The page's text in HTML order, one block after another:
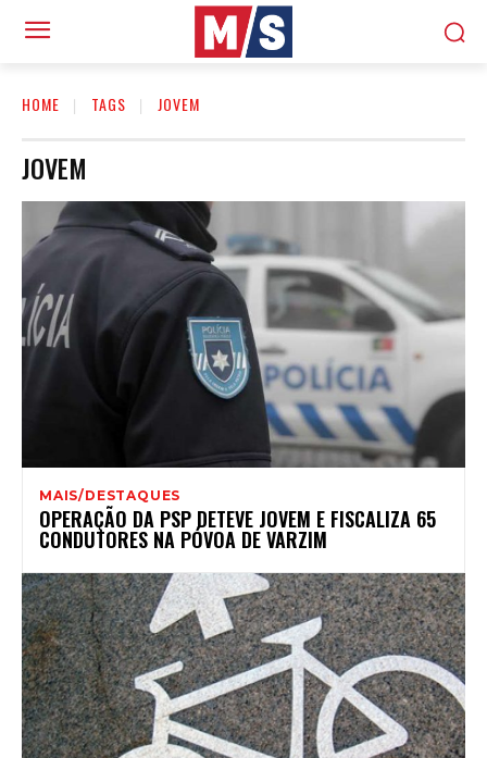
HOME TAGS JOVEM
JOVEM
MAIS/DESTAQUES
OPERAÇÃO DA PSP DETEVE JOVEM E FISCALIZA 65
CONDUTORES NA PÓVOA DE VARZIM